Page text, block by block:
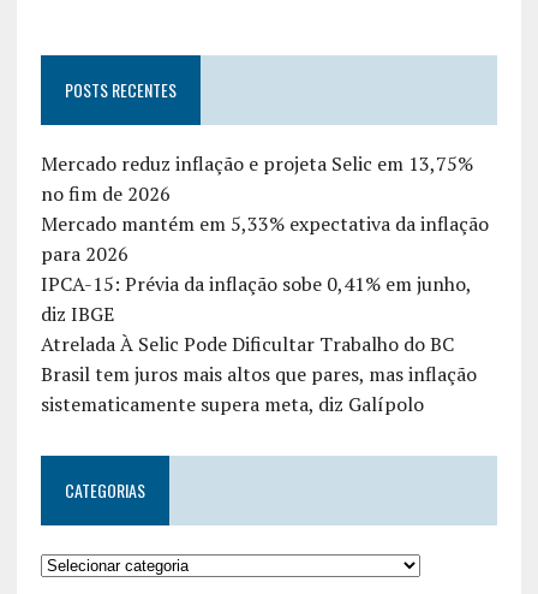
POSTS RECENTES
Mercado reduz inflação e projeta Selic em 13,75%
no fim de 2026
Mercado mantém em 5,33% expectativa da inflação
para 2026
IPCA-15: Prévia da inflação sobe 0,41% em junho,
diz IBGE
Atrelada À Selic Pode Dificultar Trabalho do BC
Brasil tem juros mais altos que pares, mas inflação
sistematicamente supera meta, diz Galípolo
CATEGORIAS